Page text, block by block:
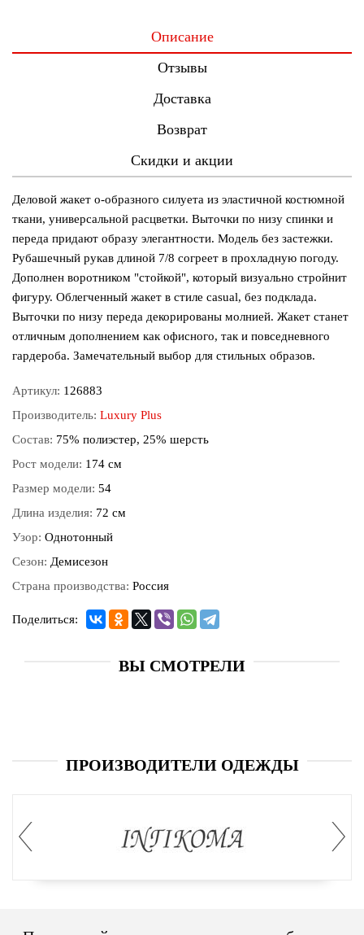
Описание
Отзывы
Доставка
Возврат
Скидки и акции
Деловой жакет о-образного силуета из эластичной костюмной
ткани, универсальной расцветки. Выточки по низу спинки и
переда придают образу элегантности. Модель без застежки.
Рубашечный рукав длиной 7/8 согреет в прохладную погоду.
Дополнен воротником "стойкой", который визуально стройнит
фигуру. Облегченный жакет в стиле casual, без подклада.
Выточки по низу переда декорированы молнией. Жакет станет
отличным дополнением как офисного, так и повседневного
гардероба. Замечательный выбор для стильных образов.
Артикул: 126883
Производитель: Luxury Plus
Состав: 75% полиэстер, 25% шерсть
Рост модели: 174 см
Размер модели: 54
Длина изделия: 72 см
Узор: Однотонный
Сезон: Демисезон
Страна производства: Россия
Поделиться:
ВЫ СМОТРЕЛИ
ПРОИЗВОДИТЕЛИ ОДЕЖДЫ